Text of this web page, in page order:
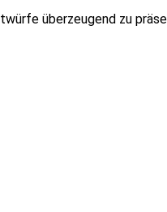
überzeugend zu